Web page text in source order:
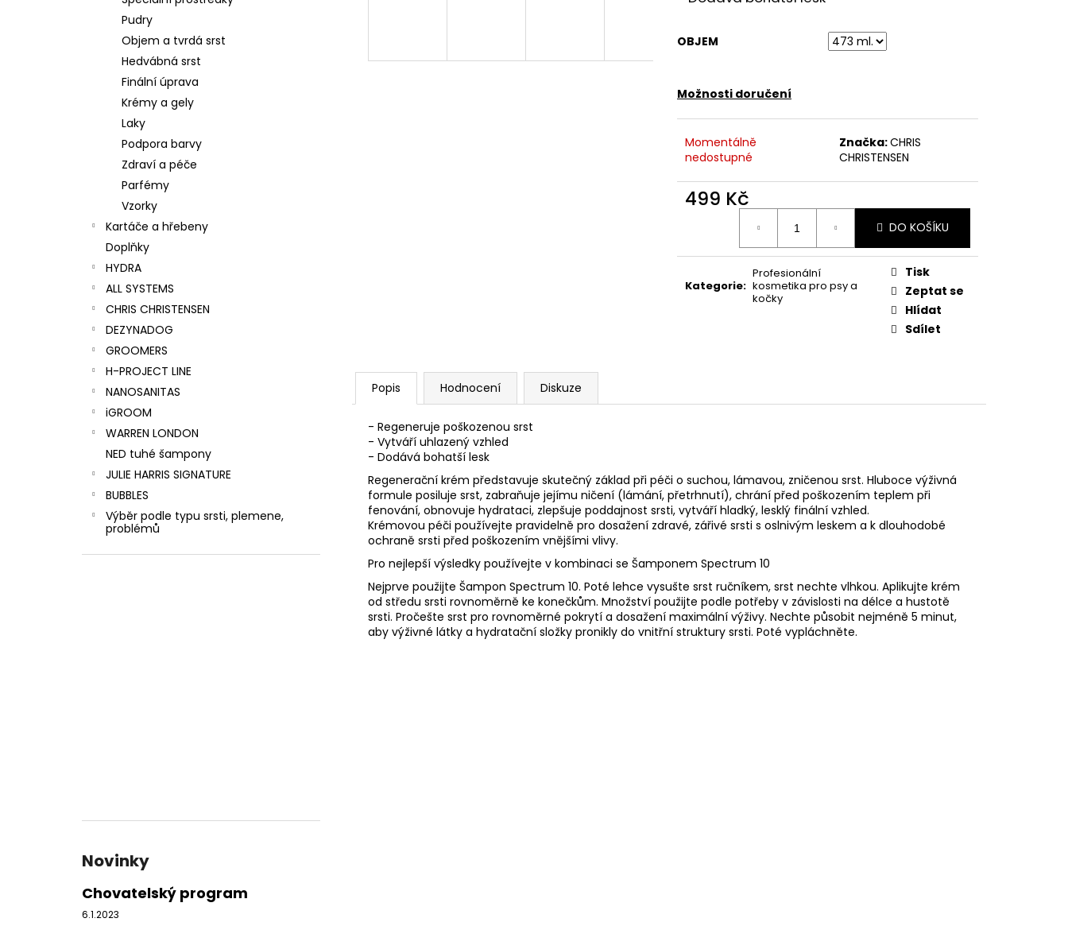
Pudry
Objem a tvrdá srst
Hedvábná srst
Finální úprava
Krémy a gely
Laky
Podpora barvy
Zdraví a péče
Parfémy
Vzorky
Kartáče a hřebeny
Doplňky
HYDRA
ALL SYSTEMS
CHRIS CHRISTENSEN
DEZYNADOG
GROOMERS
H-PROJECT LINE
NANOSANITAS
iGROOM
WARREN LONDON
NED tuhé šampony
JULIE HARRIS SIGNATURE
BUBBLES
Výběr podle typu srsti, plemene,
problémů
Novinky
Chovatelský program
6.1.2023
OBJEM
Možnosti doručení
Momentálně
nedostupné
Značka:CHRIS
CHRISTENSEN
499 Kč
DO KOŠÍKU
Kategorie:
Profesionální
kosmetika pro psy a
kočky
Tisk
Zeptat se
Hlídat
Sdílet
Popis Hodnocení Diskuze
- Regeneruje poškozenou srst
- Vytváří uhlazený vzhled
- Dodává bohatší lesk
Regenerační krém představuje skutečný základ při péči o suchou, lámavou, zničenou srst. Hluboce výživná
formule posiluje srst, zabraňuje jejímu ničení (lámání, přetrhnutí), chrání před poškozením teplem při
fenování, obnovuje hydrataci, zlepšuje poddajnost srsti, vytváří hladký, lesklý finální vzhled.
Krémovou péči používejte pravidelně pro dosažení zdravé, zářivé srsti s oslnivým leskem a k dlouhodobé
ochraně srsti před poškozením vnějšími vlivy.
Pro nejlepší výsledky používejte v kombinaci se Šamponem Spectrum 10
Nejprve použijte Šampon Spectrum 10. Poté lehce vysušte srst ručníkem, srst nechte vlhkou. Aplikujte krém
od středu srsti rovnoměrně ke konečkům. Množství použijte podle potřeby v závislosti na délce a hustotě
srsti. Pročešte srst pro rovnoměrné pokrytí a dosažení maximální výživy. Nechte působit nejméně 5 minut,
aby výživné látky a hydratační složky pronikly do vnitřní struktury srsti. Poté vypláchněte.
SHAMPOO
275 Kč